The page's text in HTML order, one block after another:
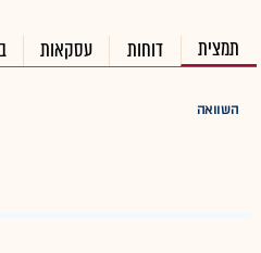
תמצית דוחות עסקאות
השוואה